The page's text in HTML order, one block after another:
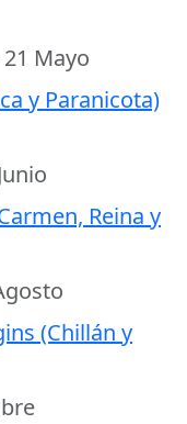
Mayo
y Paranicota)
Reina y
(Chillán y